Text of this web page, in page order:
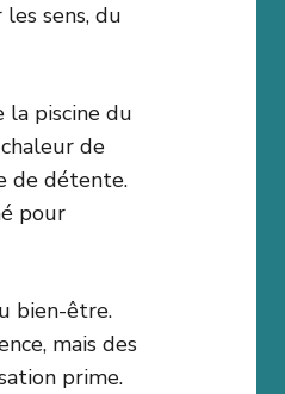
sens, du
la piscine du
de
de détente.
pour
bien-être.
mais des
prime.